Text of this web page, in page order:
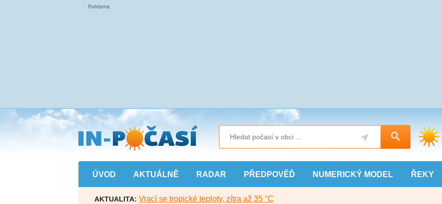
Přejít
na
hlavní
obsah
ÚVOD AKTUÁLNĚ RADAR PŘEDPOVĚĎ NUMERICKÝ MODEL ŘEKY
AKTUALITA: Vrací se tropické teploty, zítra až 35 °C